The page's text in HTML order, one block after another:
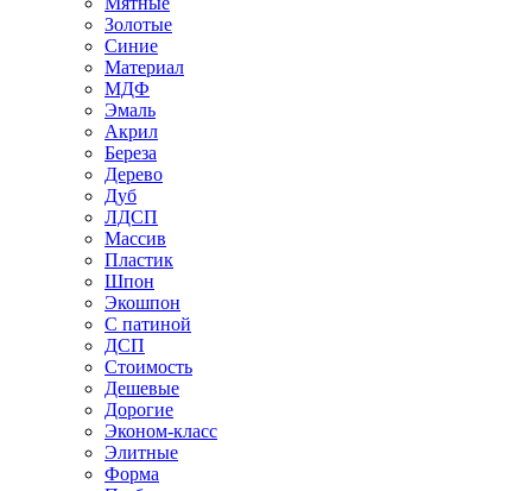
Золотые
Синие
Материал
МДФ
Эмаль
Акрил
Береза
Дерево
Дуб
ЛДСП
Массив
Пластик
Шпон
Экошпон
С патиной
ДСП
Стоимость
Дешевые
Дорогие
Эконом-класс
Элитные
Форма